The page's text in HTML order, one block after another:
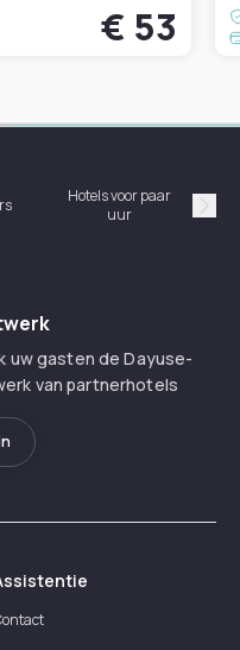
€ 53
Hotels voor paar
uur
uw gasten de Dayuse-
van partnerhotels